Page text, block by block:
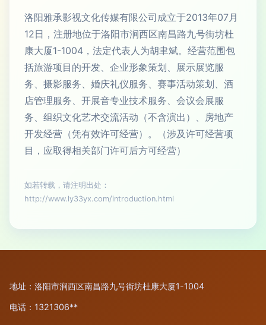
洛阳雅承影视文化传媒有限公司成立于2013年07月
12日，注册地位于洛阳市涧西区南昌路九号街坊杜
康大厦1-1004，法定代表人为胡聿斌。经营范围包
括旅游项目的开发、企业形象策划、展示展览服
务、摄影服务、婚庆礼仪服务、赛事活动策划、酒
店管理服务、开展音专业技术服务、会议会展服
务、组织文化艺术交流活动（不含演出）、房地产
开发经营（凭有效许可经营）。（涉及许可经营项
目，应取得相关部门许可后方可经营）
如若转载，请注明出处：
http://www.ly33yx.com/introduction.html
地址：洛阳市涧西区南昌路九号街坊杜康大厦1-1004
电话：1321306**